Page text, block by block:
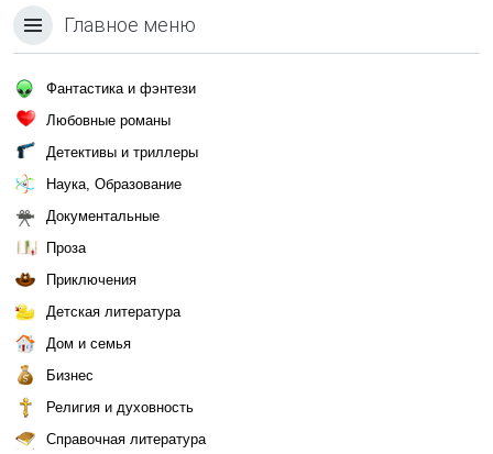
Главное меню
Фантастика и фэнтези
Любовные романы
Детективы и триллеры
Наука, Образование
Документальные
Проза
Приключения
Детская литература
Дом и семья
Бизнес
Религия и духовность
Справочная литература